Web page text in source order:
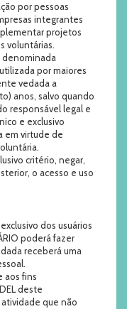
por pessoas
integrantes
projetos
voluntárias.
denominada
por maiores
vedada a
anos, salvo quando
responsável legal e
e exclusivo
em virtude de
critério, negar,
o acesso e uso
dos usuários
poderá fazer
receberá uma
aos fins
deste
que não